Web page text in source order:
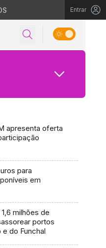
Entrar
apresenta oferta
para
em
milhões de
portos
do Funchal